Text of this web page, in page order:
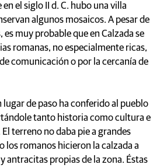
en el siglo II d. C. hubo una villa
algunos mosaicos. A pesar de
es muy probable que en Calzada se
romanas, no especialmente ricas,
comunicación o por la cercanía de
lugar de paso ha conferido al pueblo
tanto historia como cultura e
terreno no daba pie a grandes
los romanos hicieron la calzada a
antracitas propias de la zona. Éstas